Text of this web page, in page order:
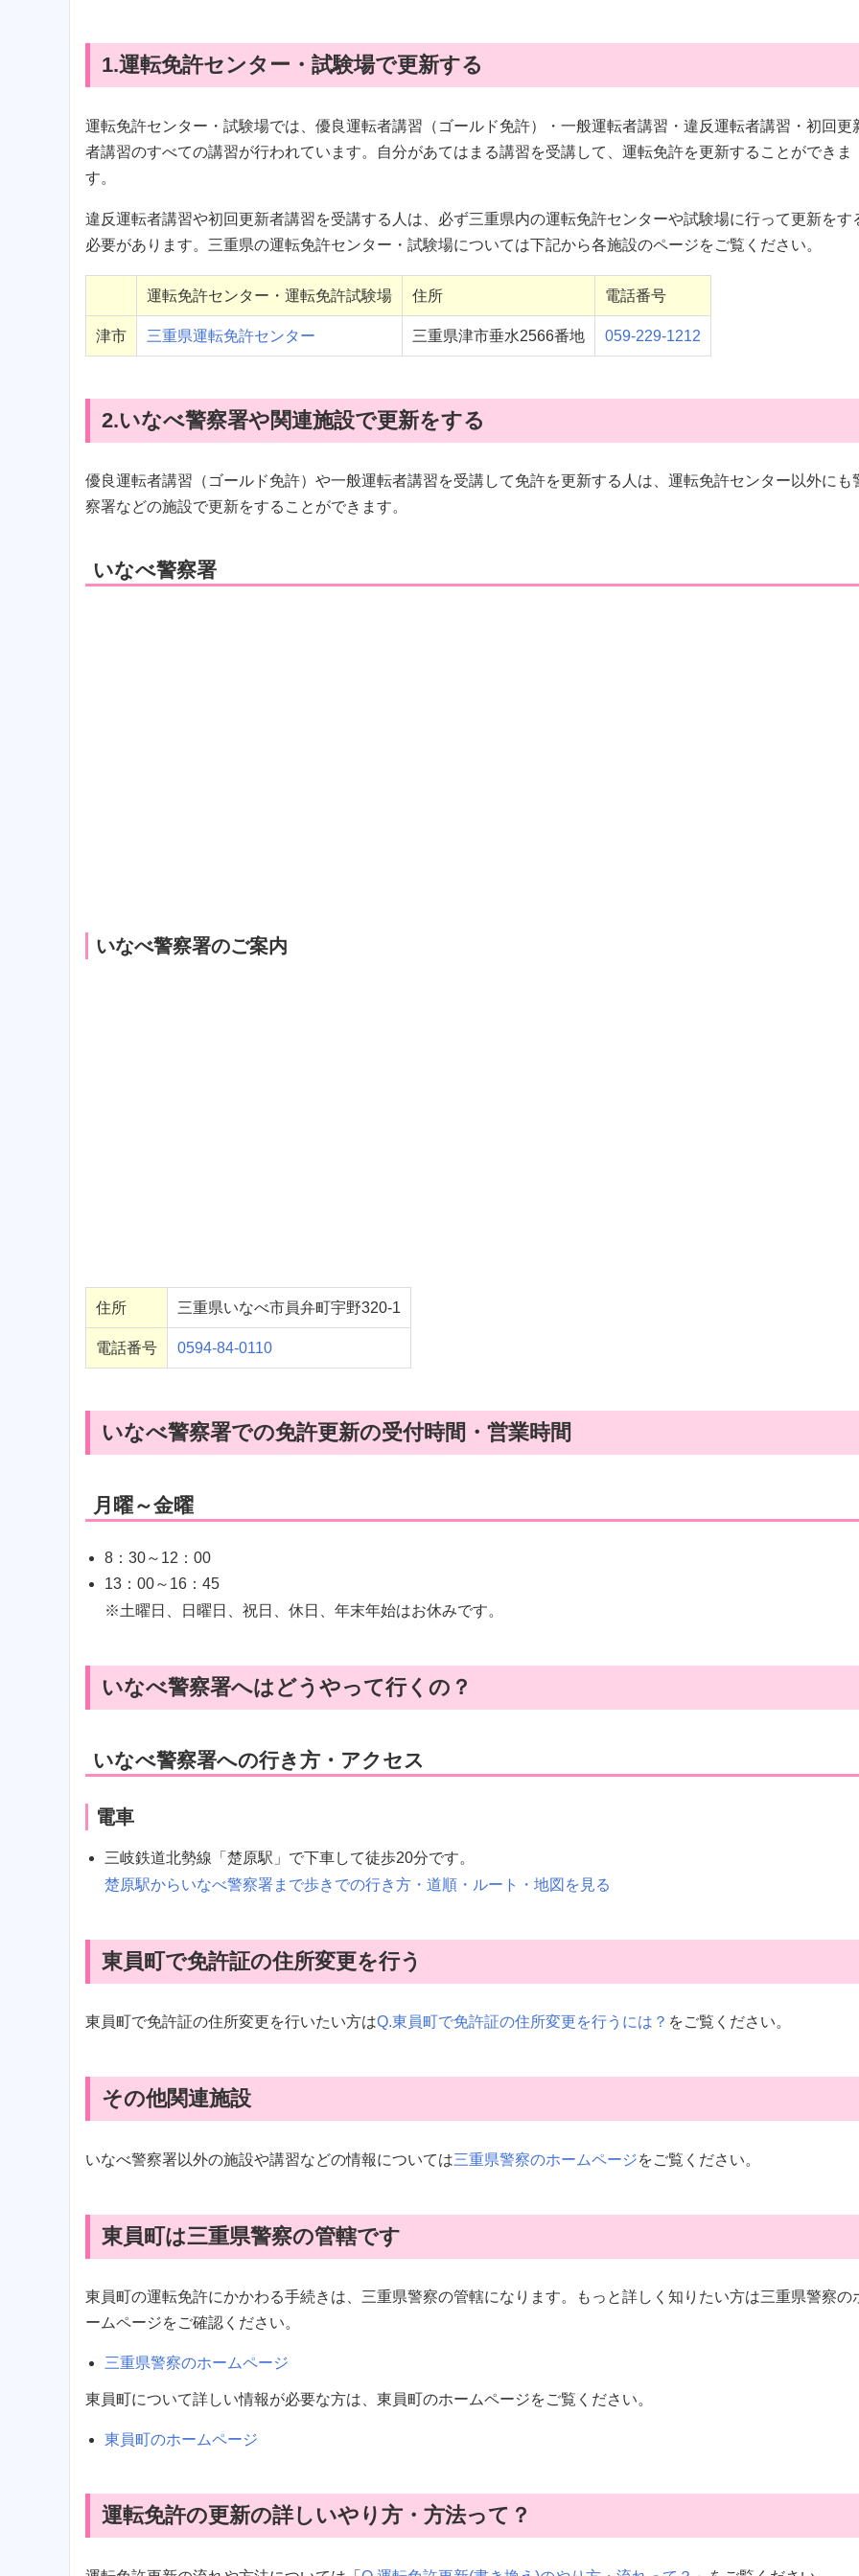
1.運転免許センター・試験場で更新する
運転免許センター・試験場では、優良運転者講習（ゴールド免許）・一般運転者講習・違反運転者講習・初回更
者講習のすべての講習が行われています。自分があてはまる講習を受講して、運転免許を更新することができま
す。
違反運転者講習や初回更新者講習を受講する人は、必ず三重県内の運転免許センターや試験場に行って更新をす
必要があります。三重県の運転免許センター・試験場については下記から各施設のページをご覧ください。
運転免許センター・運転免許試験場 住所 電話番号
津市 三重県運転免許センター 三重県津市垂水2566番地 059-229-1212
2.いなべ警察署や関連施設で更新をする
優良運転者講習（ゴールド免許）や一般運転者講習を受講して免許を更新する人は、運転免許センター以外にも
察署などの施設で更新をすることができます。
いなべ警察署
いなべ警察署のご案内
住所 三重県いなべ市員弁町宇野320-1
電話番号 0594-84-0110
いなべ警察署での免許更新の受付時間・営業時間
月曜～金曜
8：30～12：00
13：00～16：45
※土曜日、日曜日、祝日、休日、年末年始はお休みです。
いなべ警察署へはどうやって行くの？
いなべ警察署への行き方・アクセス
電車
三岐鉄道北勢線「楚原駅」で下車して徒歩20分です。
楚原駅からいなべ警察署まで歩きでの行き方・道順・ルート・地図を見る
東員町で免許証の住所変更を行う
東員町で免許証の住所変更を行いたい方はQ.東員町で免許証の住所変更を行うには？ をご覧ください。
その他関連施設
いなべ警察署以外の施設や講習などの情報については三重県警察のホームページをご覧ください。
東員町は三重県警察の管轄です
東員町の運転免許にかかわる手続きは、三重県警察の管轄になります。もっと詳しく知りたい方は三重県警察の
ームページをご確認ください。
三重県警察のホームページ
東員町について詳しい情報が必要な方は、東員町のホームページをご覧ください。
東員町のホームページ
運転免許の更新の詳しいやり方・方法って？